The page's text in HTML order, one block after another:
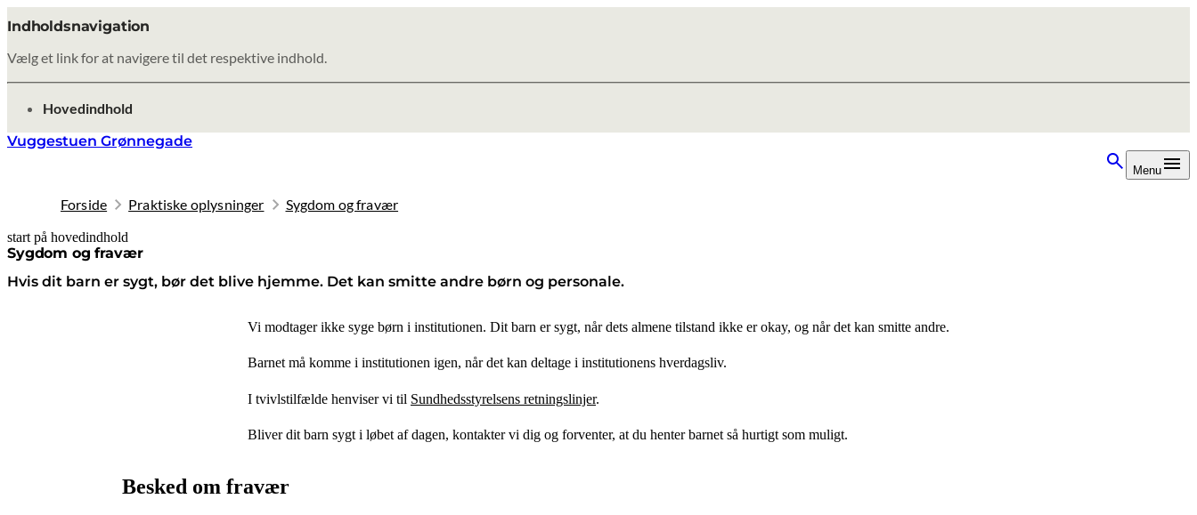
Indholdsnavigation
Vælg et link for at navigere til det respektive indhold.
gå til
Hovedindhold
Vuggestuen Grønnegade
Menu
Forside Praktiske oplysninger Sygdom og fravær
start på hovedindhold
Sygdom og fravær
Hvis dit barn er sygt, bør det blive hjemme. Det kan smitte andre børn og personale.
senest opdateret 8. oktober 2025
Vi modtager ikke syge børn i institutionen. Dit barn er sygt, når dets almene tilstand ikke er okay, og når det kan smitte andre.
Barnet må komme i institutionen igen, når det kan deltage i institutionens hverdagsliv.
I tvivlstilfælde henviser vi til Sundhedsstyrelsens retningslinjer.
Bliver dit barn sygt i løbet af dagen, kontakter vi dig og forventer, at du henter barnet så hurtigt som muligt.
Besked om fravær